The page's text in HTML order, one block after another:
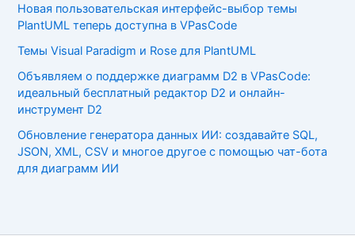
Новая пользовательская интерфейс-выбор темы
PlantUML теперь доступна в VPasCode
Темы Visual Paradigm и Rose для PlantUML
Объявляем о поддержке диаграмм D2 в VPasCode:
идеальный бесплатный редактор D2 и онлайн-
инструмент D2
Обновление генератора данных ИИ: создавайте SQL,
JSON, XML, CSV и многое другое с помощью чат-бота
для диаграмм ИИ